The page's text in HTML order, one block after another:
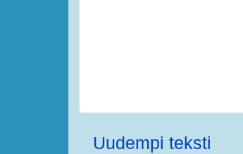
Uudempi teksti